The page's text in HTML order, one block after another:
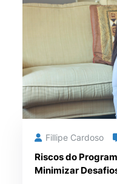
Fillipe Cardoso
Riscos do
Minimizar